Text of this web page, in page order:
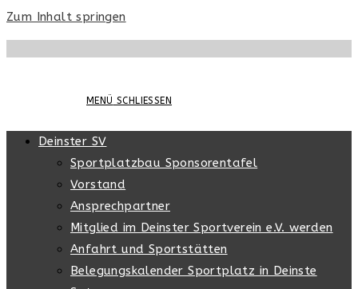
Zum Inhalt springen
MENÜ SCHLIESSEN
Deinster SV
Sportplatzbau Sponsorentafel
Vorstand
Ansprechpartner
Mitglied im Deinster Sportverein e.V. werden
Anfahrt und Sportstätten
Belegungskalender Sportplatz in Deinste